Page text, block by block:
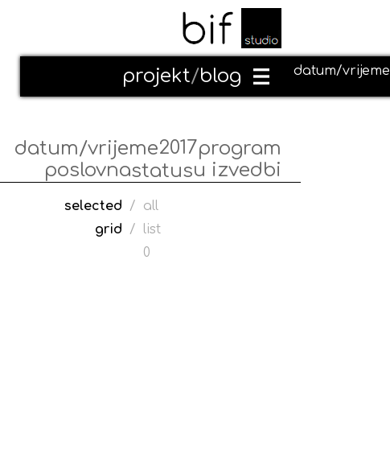
projekt/blog datum/vrijeme
datum/vrijeme2017program
poslovnastatusu izvedbi
selected /
all
grid
/
list
0